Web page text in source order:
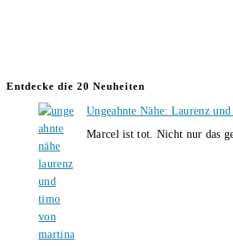
Entdecke die 20 Neuheiten
Ungeahnte Nähe: Laurenz
Marcel ist tot. Nicht nur das